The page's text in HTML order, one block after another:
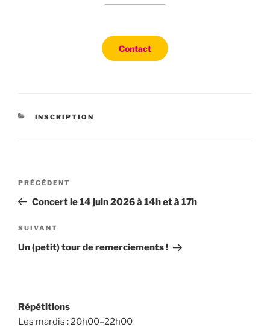
Contact
CATÉGORIES
INSCRIPTION
Navigation
l’article
Article
précédent
PRÉCÉDENT
Concert le 14 juin 2026 à 14h et à 17h
Article
suivant
SUIVANT
Un (petit) tour de remerciements !
Répétitions
Les mardis : 20h00–22h00